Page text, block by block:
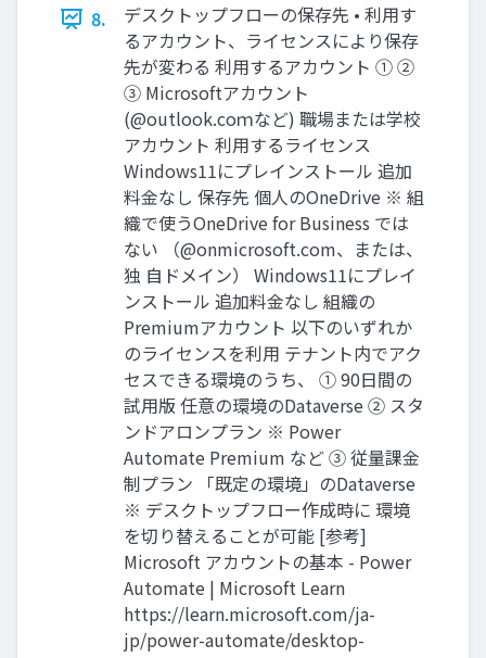
8.
デスクトップフローの保存先 • 利用す
るアカウント、ライセンスにより保存
先が変わる 利用するアカウント ① ②
③ Microsoftアカウント
(@outlook.coｍなど) 職場または学校
アカウント 利用するライセンス
Windows11にプレインストール 追加
料金なし 保存先 個人のOneDrive ※ 組
織で使うOneDrive for Business では
ない （@onmicrosoft.com、または、
独 自ドメイン） Windows11にプレイ
ンストール 追加料金なし 組織の
Premiumアカウント 以下のいずれか
のライセンスを利用 テナント内でアク
セスできる環境のうち、 ① 90日間の
試用版 任意の環境のDataverse ② スタ
ンドアロンプラン ※ Power
Automate Premium など ③ 従量課金
制プラン 「既定の環境」のDataverse
※ デスクトップフロー作成時に 環境
を切り替えることが可能 [参考]
Microsoft アカウントの基本 - Power
Automate | Microsoft Learn
https://learn.microsoft.com/ja-
jp/power-automate/desktop-